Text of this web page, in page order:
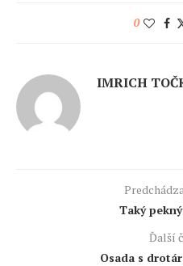
0
IMRICH
Taký
Ďalší
Osada s